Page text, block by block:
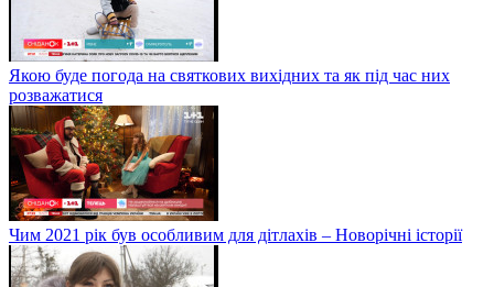
Якою буде погода на святкових вихідних та як під час них
розважатися
Чим 2021 рік був особливим для дітлахів – Новорічні історії